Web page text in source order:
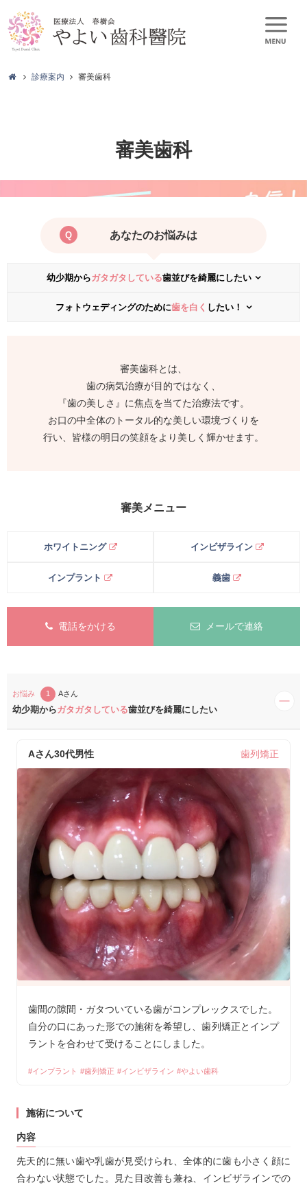
診療案内 審美歯科
審美歯科
あなたのお悩みは
幼少期からガタガタしている歯並びを綺麗にしたい
フォトウェディングのために歯を白く したい！
審美歯科とは、
歯の病気治療が目的ではなく、
『歯の美しさ』に焦点を当てた治療法です。
お口の中全体のトータル的な美しい環境づくりを
行い、皆様の明日の笑顔をより美しく輝かせます。
審美メニュー
ホワイトニング インビザライン
インプラント 義歯
電話をかける メールで連絡
お悩み 1 Aさん
幼少期からガタガタしている歯並びを綺麗にしたい
Aさん30代男性 歯列矯正
歯間の隙間・ガタついている歯がコンプレックスでした。
自分の口にあった形での施術を希望し、歯列矯正とインプ
ラントを合わせて受けることにしました。
インプラント 歯列矯正 インビザライン やよい歯科
施術について
内容
先天的に無い歯や乳歯が見受けられ、全体的に歯も小さく顔に
合わない状態でした。見た目改善も兼ね、インビザラインでの